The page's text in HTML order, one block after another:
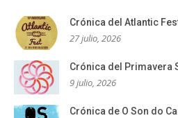
Crónica del Atlantic
27 julio, 2026
Crónica del Primavera
9 julio, 2026
Crónica de O Son do